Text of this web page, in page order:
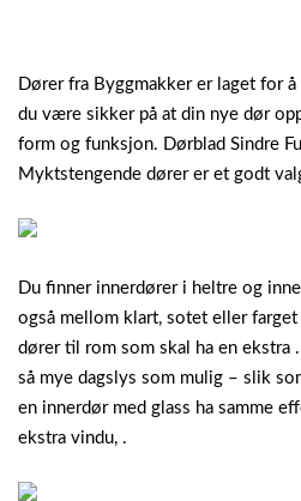
Dører fra Byggmakker er laget for å
du være sikker på at din nye dør
form og funksjon. Dørblad Sindre
Myktstengende dører er et godt
Du finner innerdører i heltre og
også mellom klart, sotet eller
dører til rom som skal ha en ekstra
så mye dagslys som mulig – slik
en innerdør med glass ha samme
ekstra vindu, .